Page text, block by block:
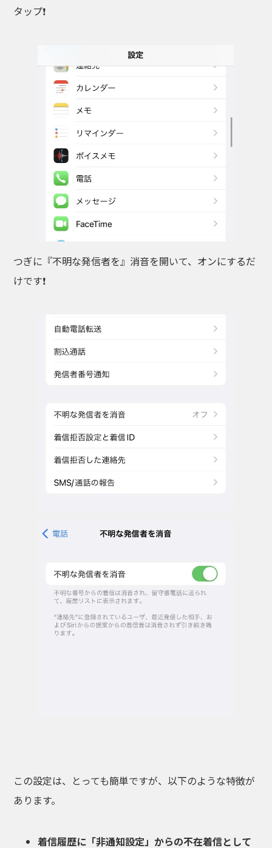
タップ❗
つぎに『不明な発信者を』消音を開いて、オンにするだ
けです❗
この設定は、とっても簡単ですが、以下のような特徴が
あります。
着信履歴に「非通知設定」からの不在着信として